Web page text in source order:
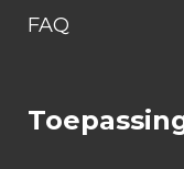
FAQ